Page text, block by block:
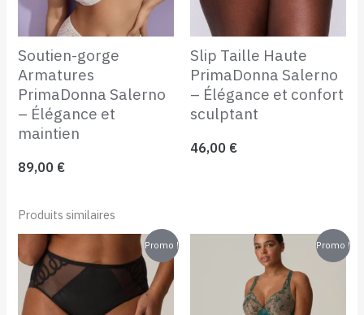
Soutien-gorge
Armatures
PrimaDonna Salerno
– Élégance et
maintien
89,00 €
Slip Taille Haute
PrimaDonna Salerno
– Élégance et confort
sculptant
46,00 €
Produits similaires
Promo !
prix
initial
était :
61,00 €.
prix
actuel
30,50 €.
Promo !
prix
initial
était :
65,00 €.
actuel
est :
32,50 €.